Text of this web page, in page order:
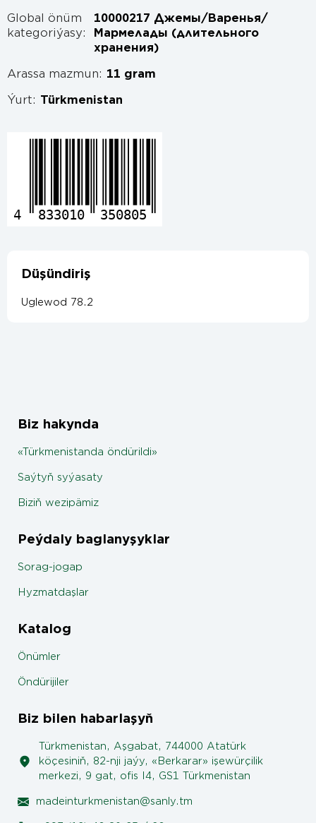
Global önüm
kategoriýasy:
10000217 Джемы/Варенья/
Мармелады (длительного
хранения)
Arassa mazmun: 11 gram
Ýurt: Türkmenistan
4 833010 350805
Düşündiriş
Uglewod 78.2
Biz hakynda
«Türkmenistanda öndürildi»
Saýtyň syýasaty
Biziň wezipämiz
Peýdaly baglanyşyklar
Sorag-jogap
Hyzmatdaşlar
Katalog
Önümler
Öndürijiler
Biz bilen habarlaşyň
Türkmenistan, Aşgabat, 744000 Atatürk
köçesiniň, 82-nji jaýy, «Berkarar» işewürçilik
merkezi, 9 gat, ofis I4, GS1 Türkmenistan
madeinturkmenistan@sanly.tm